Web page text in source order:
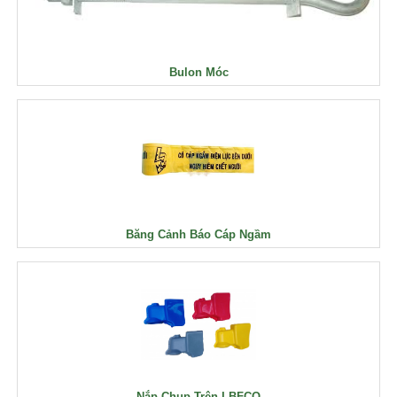
Bulon Móc
Băng Cảnh Báo Cáp Ngầm